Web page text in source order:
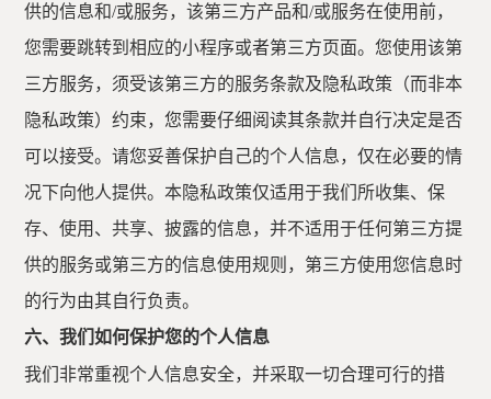
供的信息和/或服务，该第三方产品和/或服务在使用前，
您需要跳转到相应的小程序或者第三方页面。您使用该第
三方服务，须受该第三方的服务条款及隐私政策（而非本
隐私政策）约束，您需要仔细阅读其条款并自行决定是否
可以接受。请您妥善保护自己的个人信息，仅在必要的情
况下向他人提供。本隐私政策仅适用于我们所收集、保
存、使用、共享、披露的信息，并不适用于任何第三方提
供的服务或第三方的信息使用规则，第三方使用您信息时
的行为由其自行负责。
六、我们如何保护您的个人信息
我们非常重视个人信息安全，并采取一切合理可行的措